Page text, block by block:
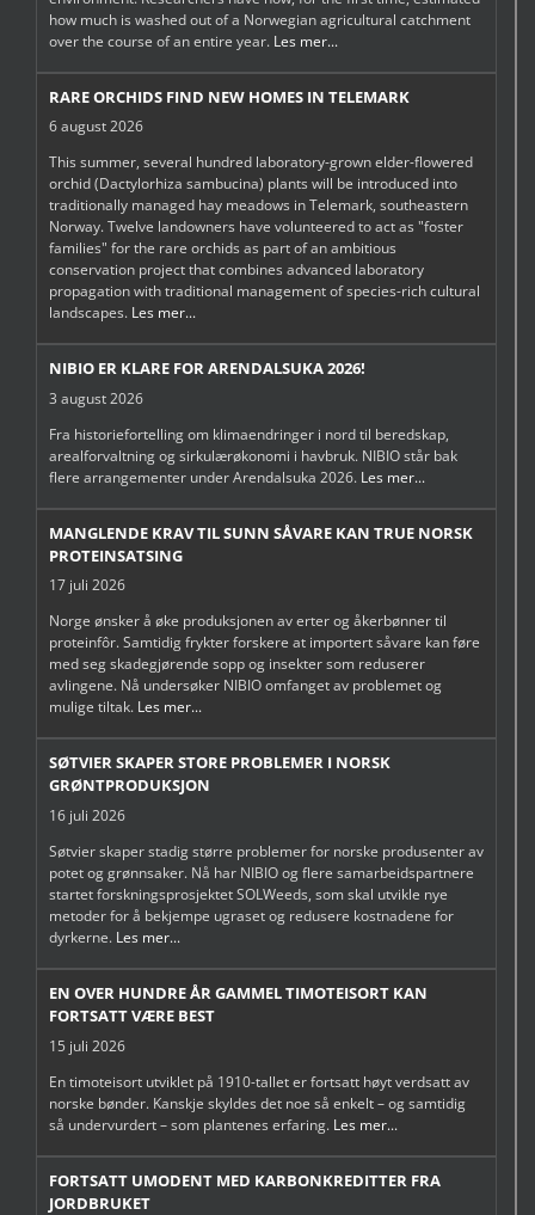
how much is washed out of a Norwegian agricultural catchment
over the course of an entire year. Les mer...
RARE ORCHIDS FIND NEW HOMES IN TELEMARK
6 august 2026
This summer, several hundred laboratory-grown elder-flowered
orchid (Dactylorhiza sambucina) plants will be introduced into
traditionally managed hay meadows in Telemark, southeastern
Norway. Twelve landowners have volunteered to act as "foster
families" for the rare orchids as part of an ambitious
conservation project that combines advanced laboratory
propagation with traditional management of species-rich cultural
landscapes. Les mer...
NIBIO ER KLARE FOR ARENDALSUKA 2026!
3 august 2026
Fra historiefortelling om klimaendringer i nord til beredskap,
arealforvaltning og sirkulærøkonomi i havbruk. NIBIO står bak
flere arrangementer under Arendalsuka 2026. Les mer...
MANGLENDE KRAV TIL SUNN SÅVARE KAN TRUE NORSK
PROTEINSATSING
17 juli 2026
Norge ønsker å øke produksjonen av erter og åkerbønner til
proteinfôr. Samtidig frykter forskere at importert såvare kan føre
med seg skadegjørende sopp og insekter som reduserer
avlingene. Nå undersøker NIBIO omfanget av problemet og
mulige tiltak. Les mer...
SØTVIER SKAPER STORE PROBLEMER I NORSK
GRØNTPRODUKSJON
16 juli 2026
Søtvier skaper stadig større problemer for norske produsenter av
potet og grønnsaker. Nå har NIBIO og flere samarbeidspartnere
startet forskningsprosjektet SOLWeeds, som skal utvikle nye
metoder for å bekjempe ugraset og redusere kostnadene for
dyrkerne. Les mer...
EN OVER HUNDRE ÅR GAMMEL TIMOTEISORT KAN
FORTSATT VÆRE BEST
15 juli 2026
En timoteisort utviklet på 1910-tallet er fortsatt høyt verdsatt av
norske bønder. Kanskje skyldes det noe så enkelt – og samtidig
så undervurdert – som plantenes erfaring. Les mer...
FORTSATT UMODENT MED KARBONKREDITTER FRA
JORDBRUKET